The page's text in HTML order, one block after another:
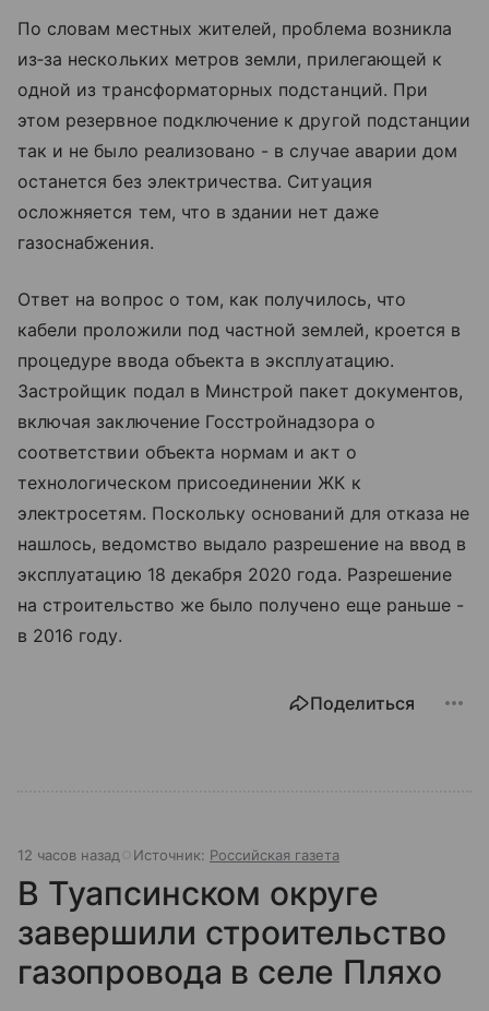
По словам местных жителей, проблема возникла
из‑за нескольких метров земли, прилегающей к
одной из трансформаторных подстанций. При
этом резервное подключение к другой подстанции
так и не было реализовано - в случае аварии дом
останется без электричества. Ситуация
осложняется тем, что в здании нет даже
газоснабжения.
Ответ на вопрос о том, как получилось, что
кабели проложили под частной землей, кроется в
процедуре ввода объекта в эксплуатацию.
Застройщик подал в Минстрой пакет документов,
включая заключение Госстройнадзора о
соответствии объекта нормам и акт о
технологическом присоединении ЖК к
электросетям. Поскольку оснований для отказа не
нашлось, ведомство выдало разрешение на ввод в
эксплуатацию 18 декабря 2020 года. Разрешение
на строительство же было получено еще раньше -
в 2016 году.
Поделиться
12 часов назад Источник: Российская газета
В Туапсинском округе
завершили строительство
газопровода в селе Пляхо